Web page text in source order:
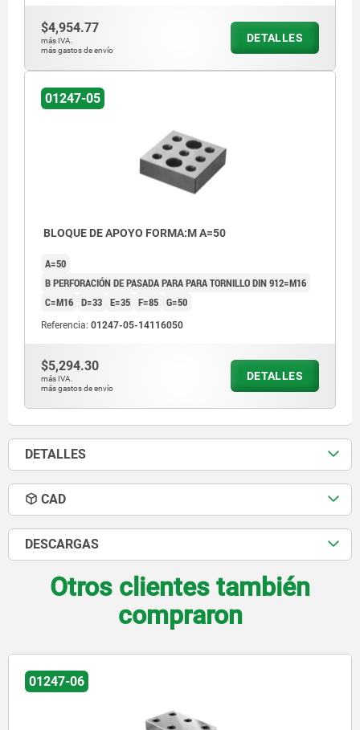
$4,954.77
más IVA.
más gastos de envío
DETALLES
01247-05
BLOQUE DE APOYO FORMA:M A=50
A=50
B PERFORACIÓN DE PASADA PARA PARA TORNILLO DIN 912=M16
C=M16 D=33 E=35 F=85 G=50
Referencia: 01247-05-14116050
$5,294.30
más IVA.
más gastos de envío
DETALLES
DETALLES
CAD
DESCARGAS
Otros clientes también
compraron
01247-05